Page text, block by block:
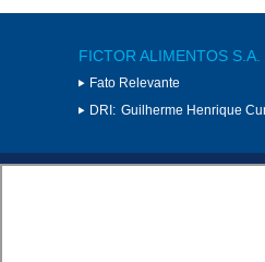
FICTOR ALIMENTOS
Fato Relevante
DRI: Guilherme Henrique